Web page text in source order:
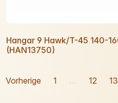
Hangar 9 Hawk/T-45 140-
(HAN13750)
Vorherige 1 … 12 13